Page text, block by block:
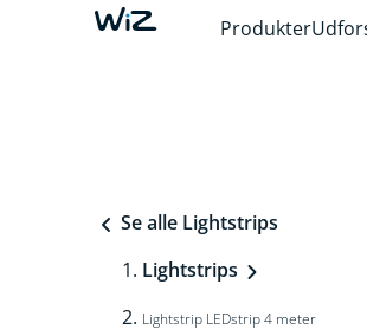
Produkter
Se alle Lightstrips
Lightstrips
Lightstrip LEDstrip 4 meter